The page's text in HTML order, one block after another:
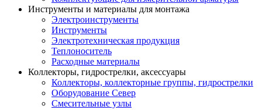
Инструменты и материалы для монтажа
Электроинструменты
Инструменты
Электротехническая продукция
Теплоноситель
Расходные материалы
Коллекторы, гидрострелки, аксессуары
Коллекторы, коллекторные группы, гидрострелки
Оборудование Север
Смесительные узлы